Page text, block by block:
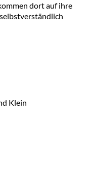
dort auf ihre
Klein